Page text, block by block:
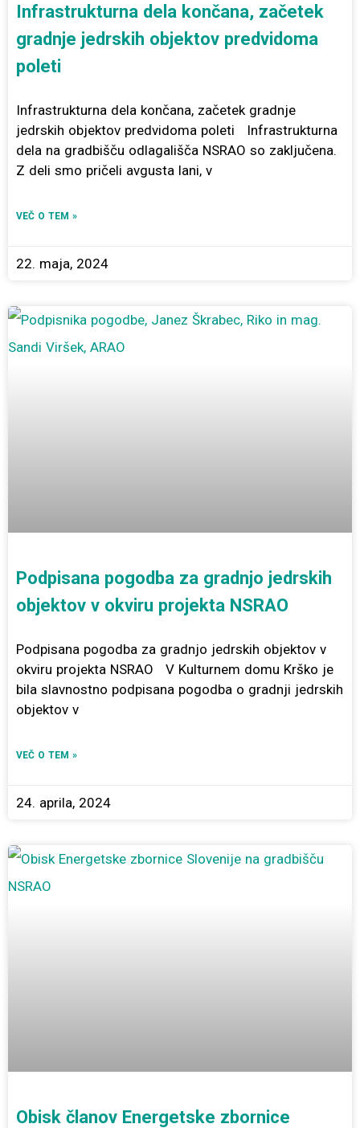
Infrastrukturna dela končana, začetek
gradnje jedrskih objektov predvidoma
poleti
Infrastrukturna dela končana, začetek gradnje
jedrskih objektov predvidoma poleti Infrastrukturna
dela na gradbišču odlagališča NSRAO so zaključena.
Z deli smo pričeli avgusta lani, v
VEČ O TEM »
22. maja, 2024
Podpisana pogodba za gradnjo jedrskih
objektov v okviru projekta NSRAO
Podpisana pogodba za gradnjo jedrskih objektov v
okviru projekta NSRAO V Kulturnem domu Krško je
bila slavnostno podpisana pogodba o gradnji jedrskih
objektov v
VEČ O TEM »
24. aprila, 2024
Obisk članov Energetske zbornice